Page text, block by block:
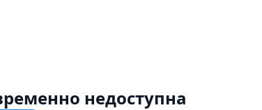
недоступна